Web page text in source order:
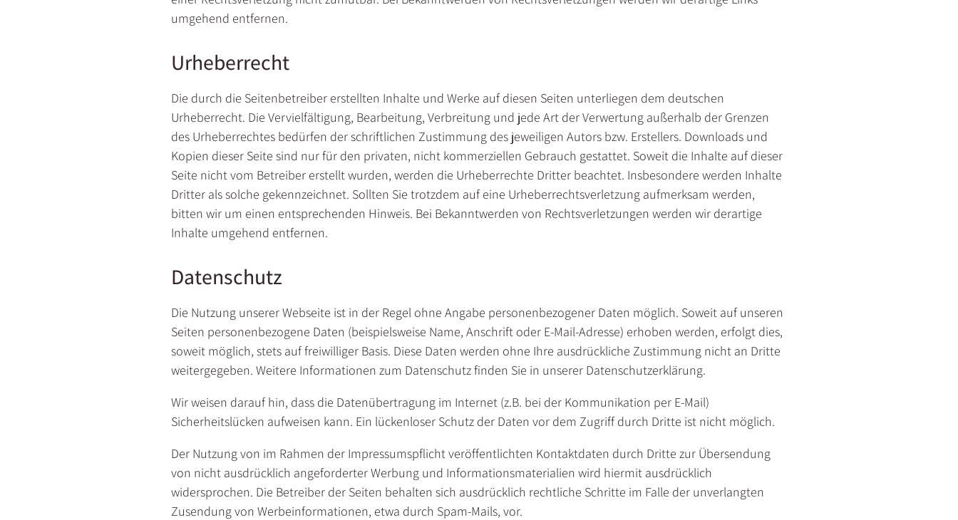
umgehend entfernen.
Urheberrecht
Die durch die Seitenbetreiber erstellten Inhalte und Werke auf diesen Seiten unterliegen dem deutschen
Urheberrecht. Die Vervielfältigung, Bearbeitung, Verbreitung und jede Art der Verwertung außerhalb der Grenzen
des Urheberrechtes bedürfen der schriftlichen Zustimmung des jeweiligen Autors bzw. Erstellers. Downloads und
Kopien dieser Seite sind nur für den privaten, nicht kommerziellen Gebrauch gestattet. Soweit die Inhalte auf dieser
Seite nicht vom Betreiber erstellt wurden, werden die Urheberrechte Dritter beachtet. Insbesondere werden Inhalte
Dritter als solche gekennzeichnet. Sollten Sie trotzdem auf eine Urheberrechtsverletzung aufmerksam werden,
bitten wir um einen entsprechenden Hinweis. Bei Bekanntwerden von Rechtsverletzungen werden wir derartige
Inhalte umgehend entfernen.
Datenschutz
Die Nutzung unserer Webseite ist in der Regel ohne Angabe personenbezogener Daten möglich. Soweit auf unseren
Seiten personenbezogene Daten (beispielsweise Name, Anschrift oder E-Mail-Adresse) erhoben werden, erfolgt dies,
soweit möglich, stets auf freiwilliger Basis. Diese Daten werden ohne Ihre ausdrückliche Zustimmung nicht an Dritte
weitergegeben. Weitere Informationen zum Datenschutz finden Sie in unserer Datenschutzerklärung.
Wir weisen darauf hin, dass die Datenübertragung im Internet (z.B. bei der Kommunikation per E-Mail)
Sicherheitslücken aufweisen kann. Ein lückenloser Schutz der Daten vor dem Zugriff durch Dritte ist nicht möglich.
Der Nutzung von im Rahmen der Impressumspflicht veröffentlichten Kontaktdaten durch Dritte zur Übersendung
von nicht ausdrücklich angeforderter Werbung und Informationsmaterialien wird hiermit ausdrücklich
widersprochen. Die Betreiber der Seiten behalten sich ausdrücklich rechtliche Schritte im Falle der unverlangten
Zusendung von Werbeinformationen, etwa durch Spam-Mails, vor.